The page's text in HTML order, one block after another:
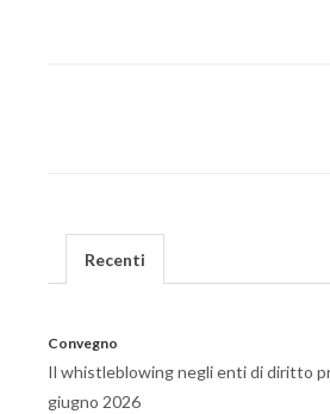
Recenti
Convegno
Il whistleblowing negli enti di diritto
giugno 2026